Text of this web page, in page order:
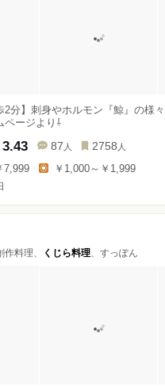
2分】刺身やホルモン『鯨』の様
ページより⇩
3.43 87 人 2758 人
7,999 ￥1,000～￥1,999
料理、 くじら料理、すっぽん